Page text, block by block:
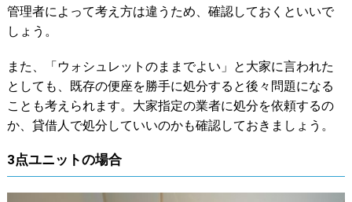
管理者によって考え方は違うため、確認しておくといいで
しょう。
また、「ウォシュレットのままでよい」と大家に言われた
としても、既存の便座を勝手に処分すると後々問題になる
ことも考えられます。大家指定の業者に処分を依頼するの
か、貸借人で処分していいのかも確認しておきましょう。
3点ユニットの場合